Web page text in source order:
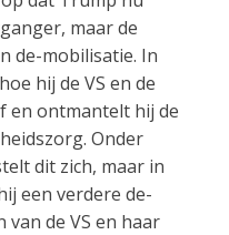
maar de
de-mobilisatie. In
hij de VS en de
en ontmantelt hij de
Onder
dit zich, maar in
een verdere de-
de VS en haar